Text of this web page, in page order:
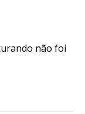
não foi